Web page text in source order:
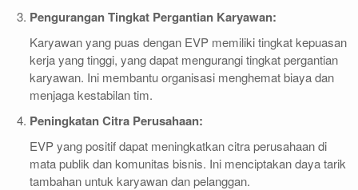
Pengurangan Tingkat Pergantian Karyawan:
Karyawan yang puas dengan EVP memiliki tingkat kepuasan
kerja yang tinggi, yang dapat mengurangi tingkat pergantian
karyawan. Ini membantu organisasi menghemat biaya dan
menjaga kestabilan tim.
Peningkatan Citra Perusahaan:
EVP yang positif dapat meningkatkan citra perusahaan di
mata publik dan komunitas bisnis. Ini menciptakan daya tarik
tambahan untuk karyawan dan pelanggan.